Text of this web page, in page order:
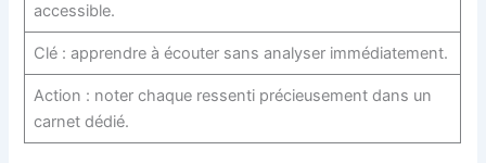
accessible.
Clé : apprendre à écouter sans analyser immédiatement.
Action : noter chaque ressenti précieusement dans un
carnet dédié.